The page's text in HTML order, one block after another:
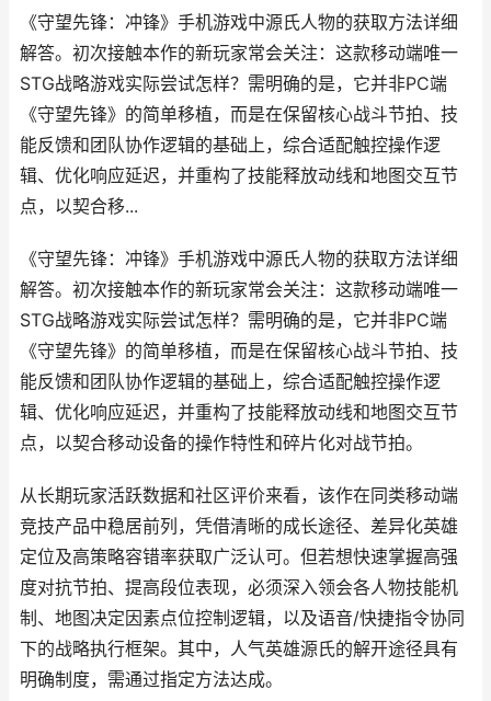
《守望先锋：冲锋》手机游戏中源氏人物的获取方法详细
解答。初次接触本作的新玩家常会关注：这款移动端唯一
STG战略游戏实际尝试怎样？需明确的是，它并非PC端
《守望先锋》的简单移植，而是在保留核心战斗节拍、技
能反馈和团队协作逻辑的基础上，综合适配触控操作逻
辑、优化响应延迟，并重构了技能释放动线和地图交互节
点，以契合移...
《守望先锋：冲锋》手机游戏中源氏人物的获取方法详细
解答。初次接触本作的新玩家常会关注：这款移动端唯一
STG战略游戏实际尝试怎样？需明确的是，它并非PC端
《守望先锋》的简单移植，而是在保留核心战斗节拍、技
能反馈和团队协作逻辑的基础上，综合适配触控操作逻
辑、优化响应延迟，并重构了技能释放动线和地图交互节
点，以契合移动设备的操作特性和碎片化对战节拍。
从长期玩家活跃数据和社区评价来看，该作在同类移动端
竞技产品中稳居前列，凭借清晰的成长途径、差异化英雄
定位及高策略容错率获取广泛认可。但若想快速掌握高强
度对抗节拍、提高段位表现，必须深入领会各人物技能机
制、地图决定因素点位控制逻辑，以及语音/快捷指令协同
下的战略执行框架。其中，人气英雄源氏的解开途径具有
明确制度，需通过指定方法达成。